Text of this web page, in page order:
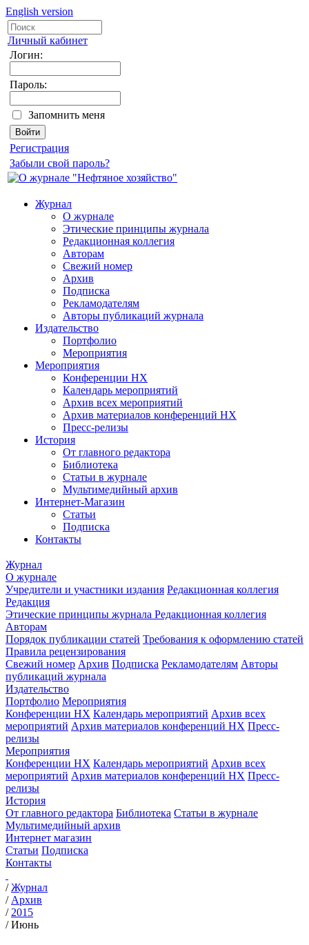
English version
Личный кабинет
Логин:
Пароль:
Запомнить меня
Регистрация
Забыли свой пароль?
Журнал
О журнале
Этические принципы журнала
Редакционная коллегия
Авторам
Свежий номер
Архив
Подписка
Рекламодателям
Авторы публикаций журнала
Издательство
Портфолио
Мероприятия
Мероприятия
Конференции НХ
Календарь мероприятий
Архив всех мероприятий
Архив материалов конференций НХ
Пресс-релизы
История
От главного редактора
Библиотека
Статьи в журнале
Мультимедийный архив
Интернет-Магазин
Статьи
Подписка
Контакты
Журнал
О журнале
Учредители и участники издания Редакционная коллегия
Редакция
Этические принципы журнала Редакционная коллегия
Авторам
Порядок публикации статей Требования к оформлению статей
Правила рецензирования
Свежий номер Архив Подписка Рекламодателям Авторы
публикаций журнала
Издательство
Портфолио Мероприятия
Конференции НХ Календарь мероприятий Архив всех
мероприятий Архив материалов конференций НХ Пресс-
релизы
Мероприятия
Конференции НХ Календарь мероприятий Архив всех
мероприятий Архив материалов конференций НХ Пресс-
релизы
История
От главного редактора Библиотека Статьи в журнале
Мультимедийный архив
Интернет магазин
Статьи Подписка
Контакты
/Журнал
/ Архив
/ 2015
/Июнь